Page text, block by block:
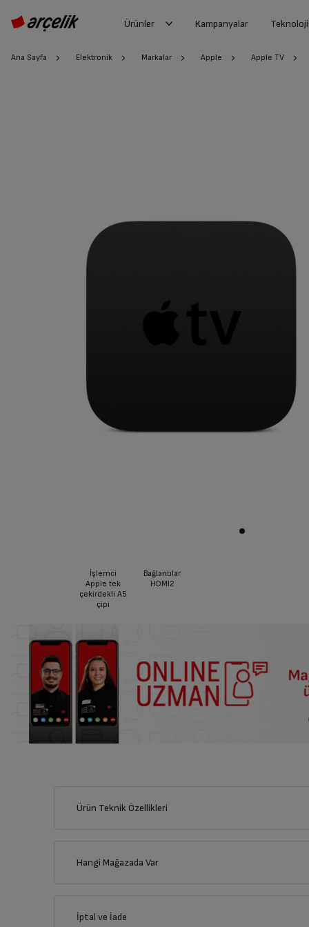
Ürünler Kampanyalar
Ana Sayfa Elektronik Markalar Apple Apple TV
İşlemci
Apple tek
çekirdekli A5
çipi
Bağlantılar
HDMI2
Ürün Teknik Özellikleri
Hangi Mağazada Var
İptal ve İade